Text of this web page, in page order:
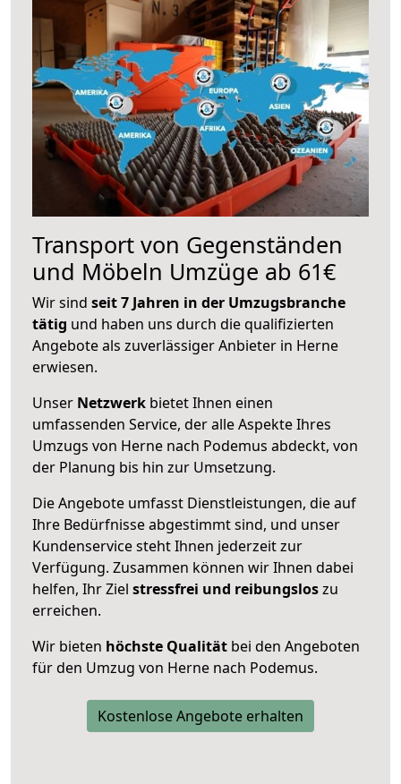
Transport von Gegenständen
und Möbeln Umzüge ab 61€
Wir sind seit 7 Jahren in der Umzugsbranche
tätig und haben uns durch die qualifizierten
Angebote als zuverlässiger Anbieter in Herne
erwiesen.
Unser Netzwerk bietet Ihnen einen
umfassenden Service, der alle Aspekte Ihres
Umzugs von Herne nach Podemus abdeckt, von
der Planung bis hin zur Umsetzung.
Die Angebote umfasst Dienstleistungen, die auf
Ihre Bedürfnisse abgestimmt sind, und unser
Kundenservice steht Ihnen jederzeit zur
Verfügung. Zusammen können wir Ihnen dabei
helfen, Ihr Ziel stressfrei und reibungsloszu
erreichen.
Wir bieten höchste Qualität bei den Angeboten
für den Umzug von Herne nach Podemus.
Kostenlose Angebote erhalten